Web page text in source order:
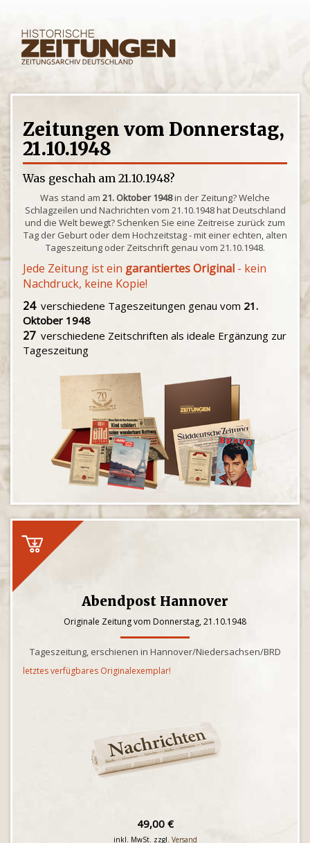
Zeitungen vom Donnerstag,
21.10.1948
Was geschah am 21.10.1948?
Was stand am 21. Oktober 1948in der Zeitung? Welche
Schlagzeilen und Nachrichten vom 21.10.1948 hat Deutschland
und die Welt bewegt? Schenken Sie eine Zeitreise zurück zum
Tag der Geburt oder dem Hochzeitstag - mit einer echten, alten
Tageszeitung oder Zeitschrift genau vom 21.10.1948.
Jede Zeitung ist ein garantiertes Original - kein
Nachdruck, keine Kopie!
24verschiedene Tageszeitungen genau vom 21.
Oktober 1948
27verschiedene Zeitschriften als ideale Ergänzung zur
Tageszeitung
Abendpost Hannover
Originale Zeitung vom Donnerstag, 21.10.1948
Tageszeitung, erschienen in Hannover/Niedersachsen/BRD
letztes verfügbares Originalexemplar!
49,00 €
inkl. MwSt. zzgl. Versand